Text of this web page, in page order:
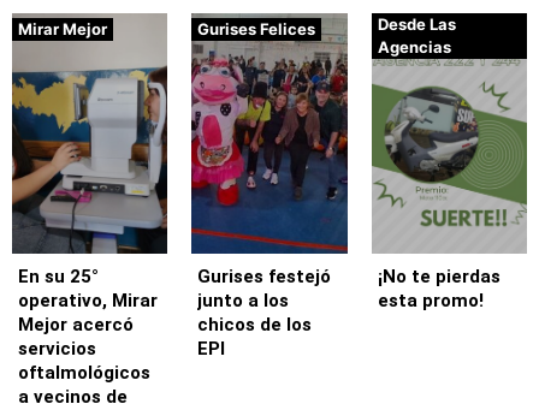
Mirar Mejor
En su 25°
operativo, Mirar
Mejor acercó
servicios
oftalmológicos
a vecinos de
Gurises Felices
Gurises festejó
junto a los
chicos de los
EPI
Desde Las
Agencias
¡No te pierdas
esta promo!